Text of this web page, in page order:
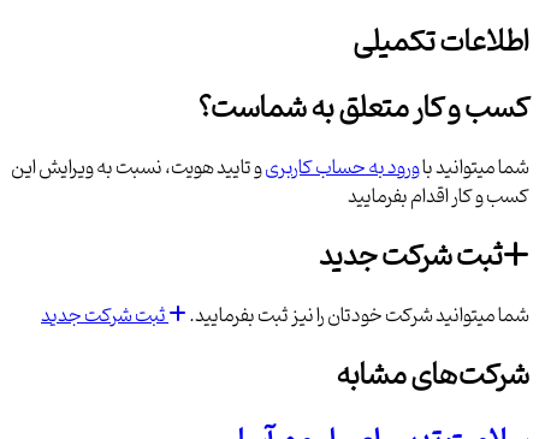
اطلاعات تکمیلی
کسب و کار متعلق به شماست؟
شما میتوانید باورود به حساب کاربریو تایید هویت، نسبت به ویرایش این
کسب و کار اقدام بفرمایید
ثبت شرکت جدید
شما میتوانید شرکت خودتان را نیز ثبت بفرمایید. ثبت شرکت جدید
شرکت‌های مشابه